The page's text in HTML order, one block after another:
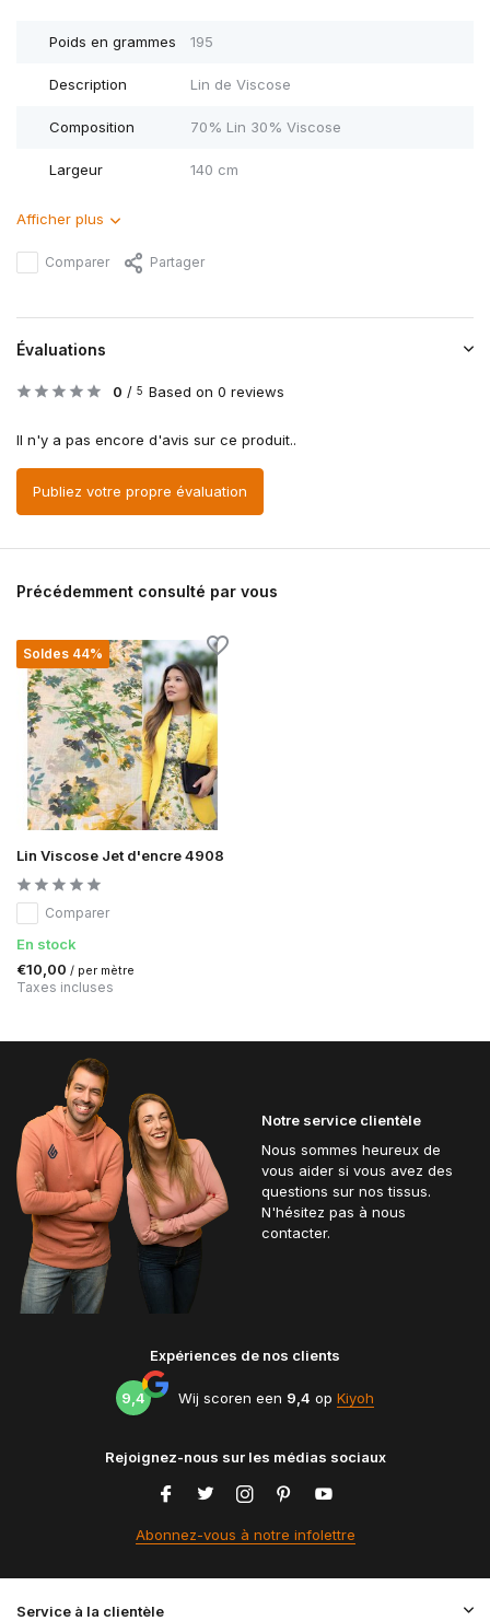
Poids en grammes 195
Description Lin de Viscose
Composition 70% Lin 30% Viscose
Largeur 140 cm
Afficher plus
Comparer Partager
Évaluations
0 / 5 Based on 0 reviews
Il n'y a pas encore d'avis sur ce produit..
Publiez votre propre évaluation
Précédemment consulté par vous
Soldes 44%
Lin Viscose Jet d'encre 4908
Comparer
En stock
€10,00 / per mètre
Taxes incluses
Notre service clientèle
Nous sommes heureux de
vous aider si vous avez des
questions sur nos tissus.
N'hésitez pas à nous
contacter.
Expériences de nos clients
9,4 Wij scoren een 9,4 op Kiyoh
Rejoignez-nous sur les médias sociaux
Abonnez-vous à notre infolettre
Service à la clientèle